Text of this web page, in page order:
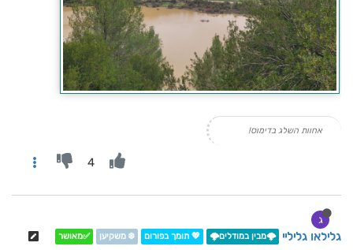
אחוות השלג בדימוס!
4
ג
גלילאו גליליי 🌩️מבין במודלים🌩️ 💖 תומך בפורום ❄️ משקיען ✅מאושר